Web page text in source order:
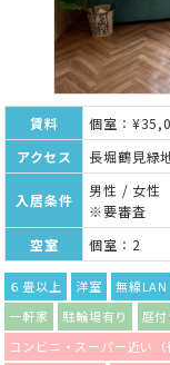
賃料
個室：
アクセス
長堀鶴見緑
入居条件
男性 / 女性
※要審査
空室
個室：2
６畳以上 洋室 無線LAN
一軒家
駐輪場有り 庭付
コンビニ・スーパー近い（